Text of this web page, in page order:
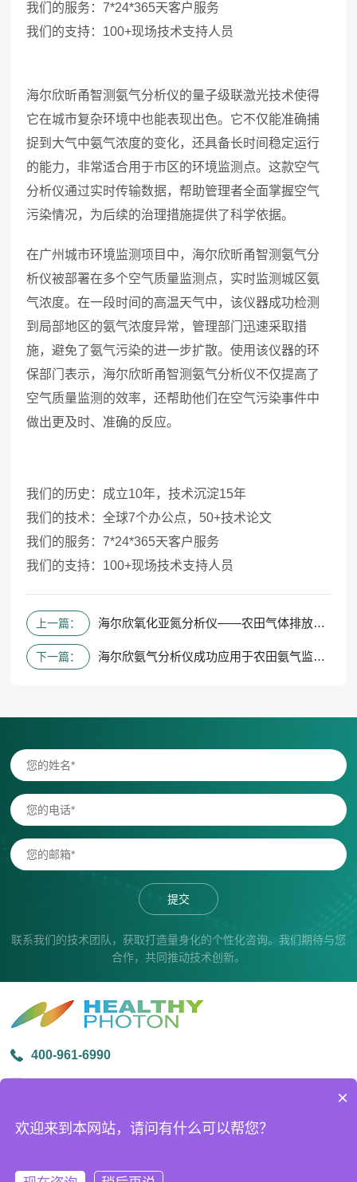
我们的服务：7*24*365天客户服务
我们的支持： 100+现场技术支持人员
海尔欣昕甬智测氨气分析仪的量子级联激光技术使得
它在城市复杂环境中也能表现出色。它不仅能准确捕
捉到大气中氨气浓度的变化，还具备长时间稳定运行
的能力，非常适合用于市区的环境监测点。这款空气
分析仪通过实时传输数据，帮助管理者全面掌握空气
污染情况，为后续的治理措施提供了科学依据。
在广州城市环境监测项目中，海尔欣昕甬智测氨气分
析仪被部署在多个空气质量监测点，实时监测城区氨
气浓度。在一段时间的高温天气中，该仪器成功检测
到局部地区的氨气浓度异常，管理部门迅速采取措
施，避免了氨气污染的进一步扩散。使用该仪器的环
保部门表示，海尔欣昕甬智测氨气分析仪不仅提高了
空气质量监测的效率，还帮助他们在空气污染事件中
做出更及时、准确的反应。
我们的历史：成立10年，技术沉淀15年
我们的技术：全球7个办公点，50+技术论文
我们的服务：7*24*365天客户服务
我们的支持：100+现场技术支持人员
上一篇： 海尔欣氧化亚氮分析仪——农田气体排放监测的新标杆
下一篇： 海尔欣氨气分析仪成功应用于农田氨气监测项目
提交
联系我们的技术团队，获取打造量身化的个性化咨询。我们期待与您
合作，共同推动技术创新。
400-961-6990
×
欢迎来到本网站，请问有什么可以帮您？